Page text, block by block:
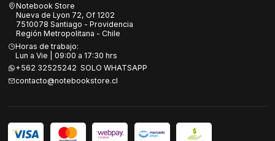
Notebook Store
Nueva de Lyon 72, Of 1202
7510078 Santiago - Providencia
Región Metropolitana - Chile
Horas de trabajo:
Lun a Vie | 09:00 a 17:30 hrs
+562 32525242 SOLO WHATSAPP
contacto@notebookstore.cl